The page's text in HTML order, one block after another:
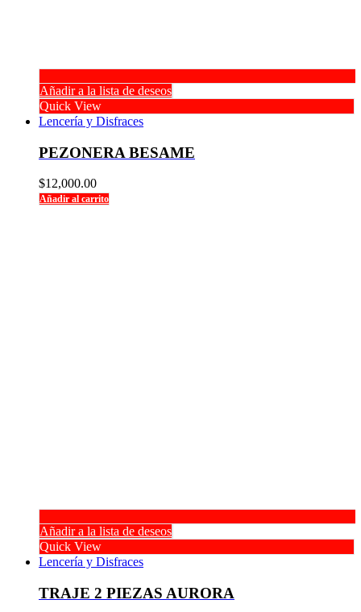
Añadir a la lista de deseos
Quick View
Lencería y Disfraces
PEZONERA BESAME
$12,000.00
Añadir al carrito
Añadir a la lista de deseos
Quick View
Lencería y Disfraces
TRAJE 2 PIEZAS AURORA